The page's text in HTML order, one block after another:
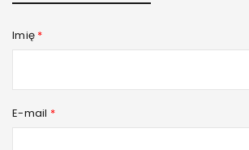
Imię *
E-mail *